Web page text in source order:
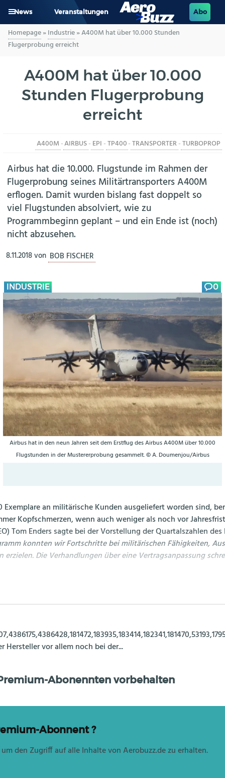
News Veranstaltungen Abo
GENERAL AVIATION
LUFTVERKEHR
INDUSTRIE
HELIKOPTER
BERUFE
AERO-KULTUR
Homepage»Industrie»A400M hat über 10.000 Stunden
Flugerprobung erreicht
A400M hat über 10.000
Stunden Flugerprobung
erreicht
A400M -AIRBUS- EPI -TP400-TRANSPORTER-TURBOPROP
Airbus hat die 10.000. Flugstunde im Rahmen der
Flugerprobung seines Militärtransporters A400M
erflogen. Damit wurden bislang fast doppelt so
viel Flugstunden absolviert, wie zu
Programmbeginn geplant – und ein Ende ist (noch)
nicht abzusehen.
8.11.2018von BOB FISCHER
INDUSTRIE 0
Airbus hat in den neun Jahren seit dem Erstflug des Airbus A400M über 10.000
Flugstunden in der Mustererprobung gesammelt. © A. Doumenjou/Airbus
Exemplare an militärische Kunden ausgeliefert worden sind,
Kopfschmerzen, wenn auch weniger als noch vor
Tom Enders sagte bei der Vorstellung der Quartalszahlen des
konnten wir Fortschritte bei militärischen Fähigkeiten,
erzielen. Die Verhandlungen über eine Vertragsanpassung
Hersteller vor allem noch bei der...
Abonennten vorbehalten
Abonnent ?
den Zugriff auf alle Inhalte von Aerobuzz.de zu erhalten.